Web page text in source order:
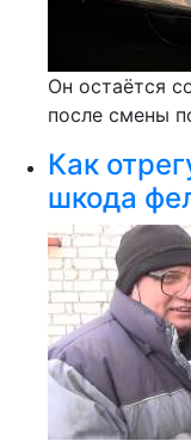
Он остаётся
после смены
Как
шкода